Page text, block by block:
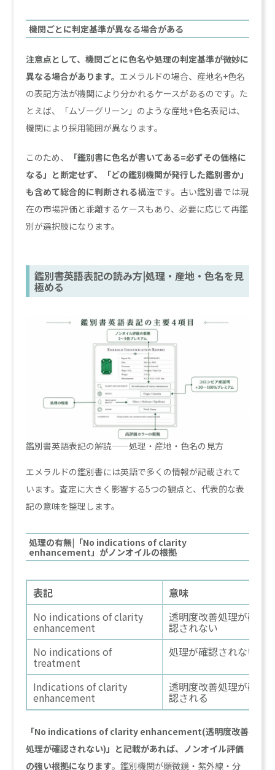
機関ごとに判定基準が異なる場合がある
注意点として、機関ごとに色名や処理の判定基準が微妙に
異なる場合があります。エメラルドの場合、産地名+色名
の表記方法が機関により分かれるケースがあるのです。た
とえば、「ムゾーグリーン」のような産地+色名表記は、
機関により採用範囲が異なります。
このため、
「鑑別書に色名が書いてある=必ずその価格に
なる」と断定せず、「どの鑑別機関が発行した鑑別書か」
も含めて総合的に判断される構造です。古い鑑別書では現
在の市場評価と乖離するケースもあり、必要に応じて再鑑
別が選択肢になります。
鑑別書英語表記の読み方|処理・産地・色名を見
極める
鑑別書英語表記の解読——処理・産地・色名の見方
エメラルドの鑑別書には英語で多くの情報が記載されて
います。査定に大きく影響する5つの観点と、代表的な表
記の意味を整理します。
処理の有無|「No indications of clarity
enhancement」がノンオイルの根拠
表記
意味
No indications of clarity
enhancement
透明度改善処理が確
認されない
No indications of
treatment
処理が確認されない
Indications of clarity
enhancement
透明度改善処理が確
認される
「No indications of clarity enhancement(透明度改善
処理が確認されない)」と記載があれば、ノンオイル評価
の強い根拠になります。鑑別機関が顕微鏡・紫外線・分